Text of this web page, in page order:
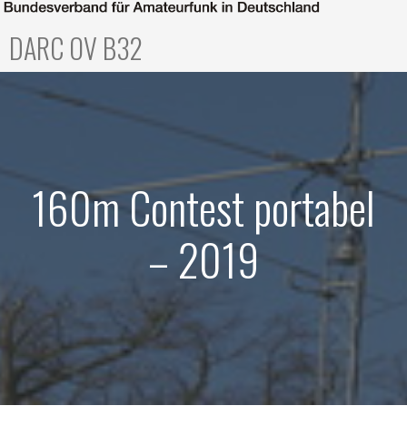
DARC OV B32
160m Contest portabel
– 2019